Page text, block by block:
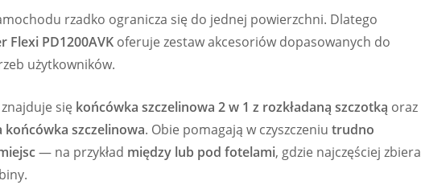
rzadko ogranicza się do jednej powierzchni. Dlatego
Flexi PD1200AVK oferuje zestaw akcesoriów dopasowanych do
użytkowników.
się końcówka szczelinowa 2 w 1 z rozkładaną szczotką oraz
końcówka szczelinowa. Obie pomagają w czyszczeniu trudno
— na przykład między lub pod fotelami, gdzie najczęściej zbiera